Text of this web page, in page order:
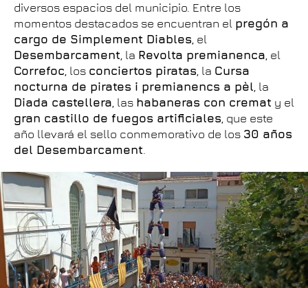
diversos espacios del municipio. Entre los
momentos destacados se encuentran el pregón a
cargo de Simplement Diables, el
Desembarcament, la Revolta premianenca, el
Correfoc, los conciertos piratas, la Cursa
nocturna de pirates i premianencs a pèl, la
Diada castellera, las habaneras con cremat y el
gran castillo de fuegos artificiales, que este
año llevará el sello conmemorativo de los 30 años
del Desembarcament.